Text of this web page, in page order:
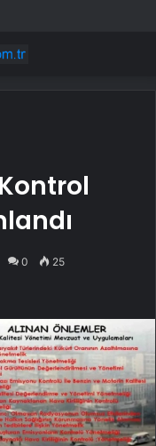
0 25